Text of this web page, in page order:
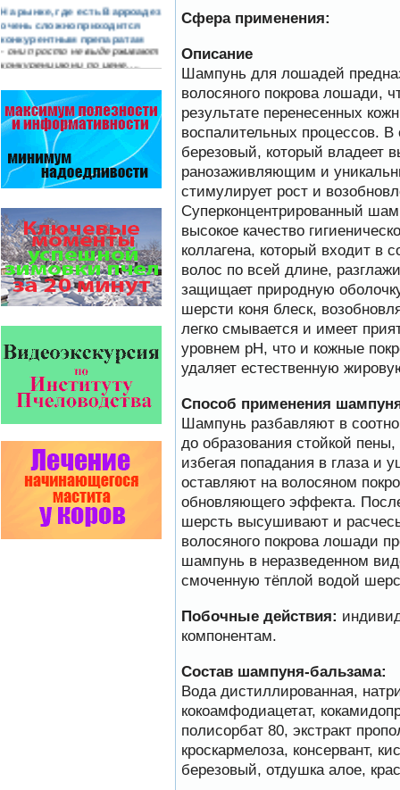
На рынке, где есть Варроадез
очень сложно приходится
конкурентным препаратам
- они просто не выдерживают
конкуренцию ни по цене,…
Безукоризненно сильное
звено в системе
комплексного оздоровления
от болезней пчел и
повышения рентабельности
пасеки.
Апидез, Варроадез, Амипол-Т,
Апирой, Апистоп, Бипин-Т,
Пчёлы умеют считать до
четырёх.
Проведя серию
экспериментов, учёные
выяснили, что медоносные
пчёлы превосходят…
Проблема варроатоза пчел
поочередное применение
препаратов ЗАО
АГРОБИОПРОМ:
Варроадез,Амипол-Т ,…
семьи.
Он обеспечивает
безупречную чистоту улья,
или древесного дупла, где…
Препараты для лечения пчел
ЗАО АГРОБИОПРОМ
- это и высокая
Сфера применения:
Описание
Шампунь для лошадей
волосяного покрова лошади,
результате перенесенных
воспалительных процессов.
березовый, который
ранозаживляющим и
стимулирует рост и
Суперконцентрированный
высокое качество
коллагена, который входит в
волос по всей длине,
защищает природную
шерсти коня блеск,
легко смывается и имеет
уровнем рН, что и кожные
удаляет естественную
Способ применения
Шампунь разбавляют в
до образования стойкой
избегая попадания в глаза и
оставляют на волосяном
обновляющего эффекта.
шерсть высушивают и
волосяного покрова лошади
шампунь в неразведенном
смоченную тёплой водой
Побочные действия:
компонентам.
Состав шампуня-бальзама:
Вода дистиллированная,
кокоамфодиацетат,
полисорбат 80, экстракт
кроскармелоза, консервант,
березовый, отдушка алое,